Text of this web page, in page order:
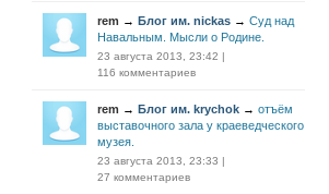
rem → Блог им. nickas → Суд над
Навальным. Мысли о Родине.
23 августа 2013, 23:42 |
116 комментариев
rem → Блог им. krychok → отъём
выставочного зала у краеведческого
музея.
23 августа 2013, 23:33 |
27 комментариев